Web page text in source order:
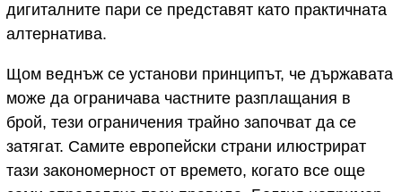
дигиталните пари се представят като практичната
алтернатива.
Щом веднъж се установи принципът, че държавата
може да ограничава частните разплащания в
брой, тези ограничения трайно започват да се
затягат. Самите европейски страни илюстрират
тази закономерност от времето, когато все още